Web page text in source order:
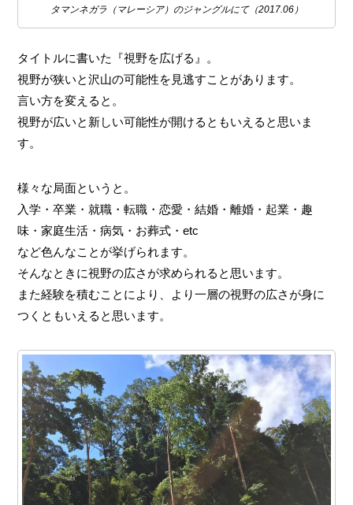
タマンネガラ（マレーシア）のジャングルにて（2017.06）
タイトルに書いた『視野を広げる』。
視野が狭いと沢山の可能性を見逃すことがあります。
言い方を変えると。
視野が広いと新しい可能性が開けるともいえると思いま
す。
様々な局面というと。
入学・卒業・就職・転職・恋愛・結婚・離婚・起業・趣
味・家庭生活・病気・お葬式・etc
など色んなことが挙げられます。
そんなときに視野の広さが求められると思います。
また経験を積むことにより、より一層の視野の広さが身に
つくともいえると思います。